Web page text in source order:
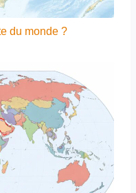
du monde ?